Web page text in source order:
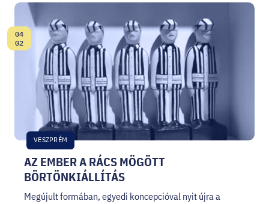
AZ EMBER A RÁCS MÖGÖTT
BÖRTÖNKIÁLLÍTÁS
VESZPRÉM
Dátum:
04
02
Megújult formában, egyedi koncepcióval nyit újra a